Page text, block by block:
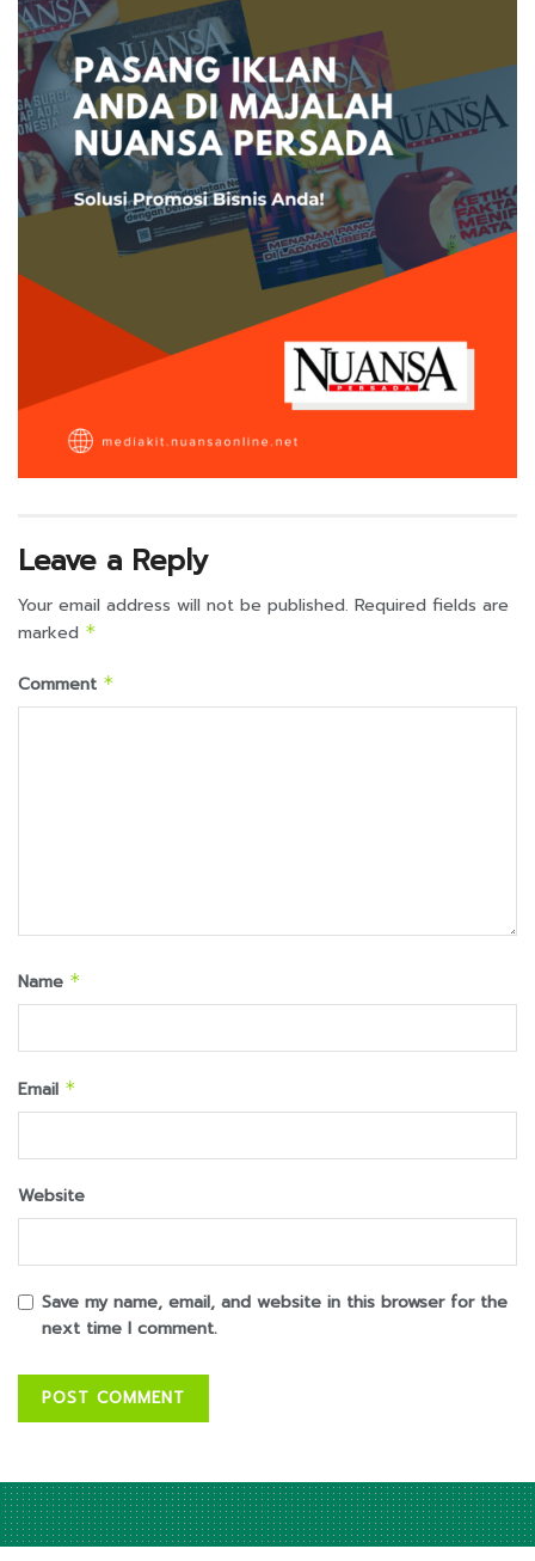
Leave a Reply
Your email address will not be published. Required fields are
marked *
Comment *
Name *
Email *
Website
Save my name, email, and website in this browser for the
next time I comment.